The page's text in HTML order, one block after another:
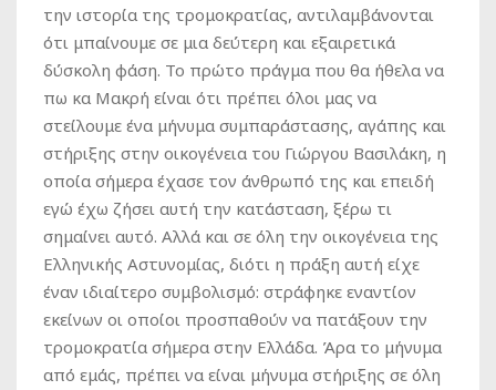
την ιστορία της τρομοκρατίας, αντιλαμβάνονται
ότι μπαίνουμε σε μια δεύτερη και εξαιρετικά
δύσκολη φάση. Το πρώτο πράγμα που θα ήθελα να
πω κα Μακρή είναι ότι πρέπει όλοι μας να
στείλουμε ένα μήνυμα συμπαράστασης, αγάπης και
στήριξης στην οικογένεια του Γιώργου Βασιλάκη, η
οποία σήμερα έχασε τον άνθρωπό της και επειδή
εγώ έχω ζήσει αυτή την κατάσταση, ξέρω τι
σημαίνει αυτό. Αλλά και σε όλη την οικογένεια της
Ελληνικής Αστυνομίας, διότι η πράξη αυτή είχε
έναν ιδιαίτερο συμβολισμό: στράφηκε εναντίον
εκείνων οι οποίοι προσπαθούν να πατάξουν την
τρομοκρατία σήμερα στην Ελλάδα. Άρα το μήνυμα
από εμάς, πρέπει να είναι μήνυμα στήριξης σε όλη